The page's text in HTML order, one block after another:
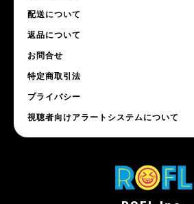
配送について
返品について
お問合せ
特定商取引法
プライバシー
視聴者向けアラートシステムについて